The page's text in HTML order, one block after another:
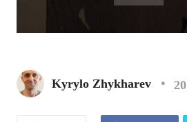
Kyrylo Zhykharev